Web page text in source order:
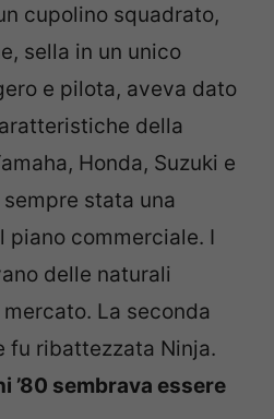
cupolino squadrato,
sella in un unico
e pilota, aveva dato
della
Honda, Suzuki e
sempre stata una
commerciale. I
delle naturali
La seconda
fu ribattezzata Ninja.
’80 sembrava essere